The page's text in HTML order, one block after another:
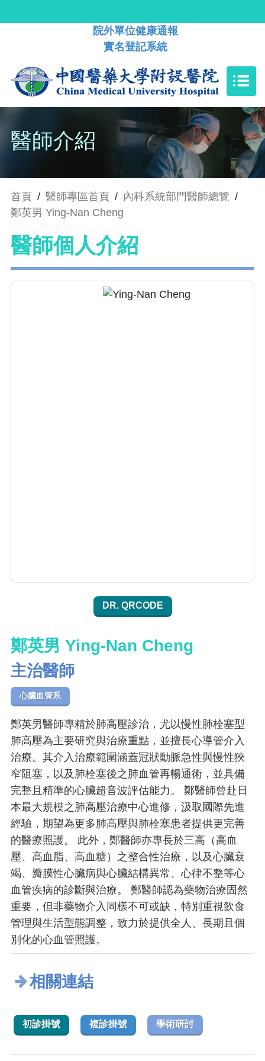
院外單位健康通報
實名登記系統
醫師介紹
首頁 / 醫師專區首頁 / 內科系統部門醫師總覽 /
鄭英男 Ying-Nan Cheng
醫師個人介紹
DR. QRCODE
鄭英男 Ying-Nan Cheng
主治醫師
心臟血管系
鄭英男醫師專精於肺高壓診治，尤以慢性肺栓塞型
肺高壓為主要研究與治療重點，並擅長心導管介入
治療。其介入治療範圍涵蓋冠狀動脈急性與慢性狹
窄阻塞，以及肺栓塞後之肺血管再暢通術，並具備
完整且精準的心臟超音波評估能力。 鄭醫師曾赴日
本最大規模之肺高壓治療中心進修，汲取國際先進
經驗，期望為更多肺高壓與肺栓塞患者提供更完善
的醫療照護。 此外，鄭醫師亦專長於三高（高血
壓、高血脂、高血糖）之整合性治療，以及心臟衰
竭、瓣膜性心臟病與心臟結構異常、心律不整等心
血管疾病的診斷與治療。 鄭醫師認為藥物治療固然
重要，但非藥物介入同樣不可或缺，特別重視飲食
管理與生活型態調整，致力於提供全人、長期且個
別化的心血管照護。
相關連結
初診掛號 複診掛號 學術研討